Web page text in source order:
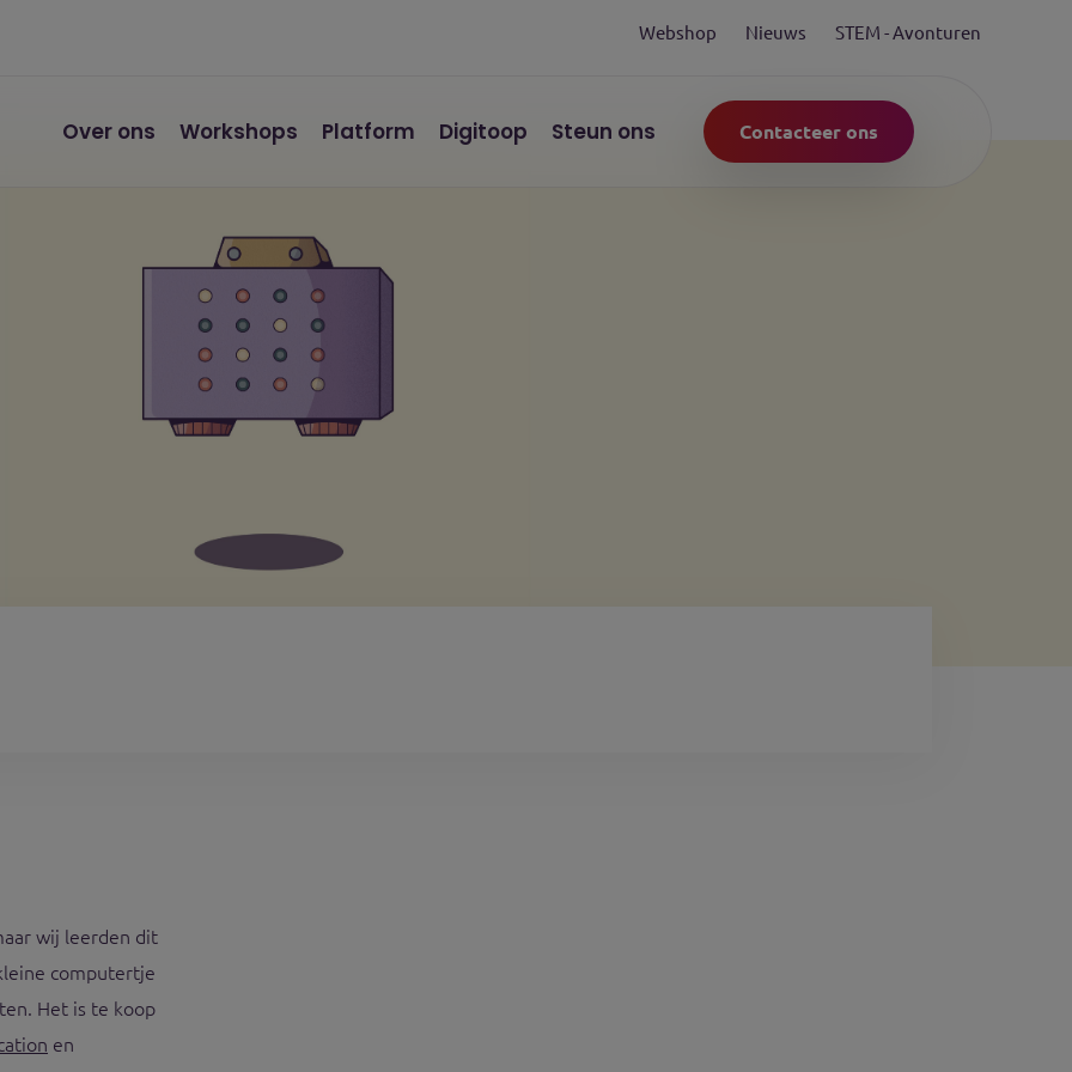
Webshop Nieuws STEM - Avonturen
Over ons Workshops Platform Digitoop Steun ons Contacteer ons
wij leerden dit
computertje
Het is te koop
en